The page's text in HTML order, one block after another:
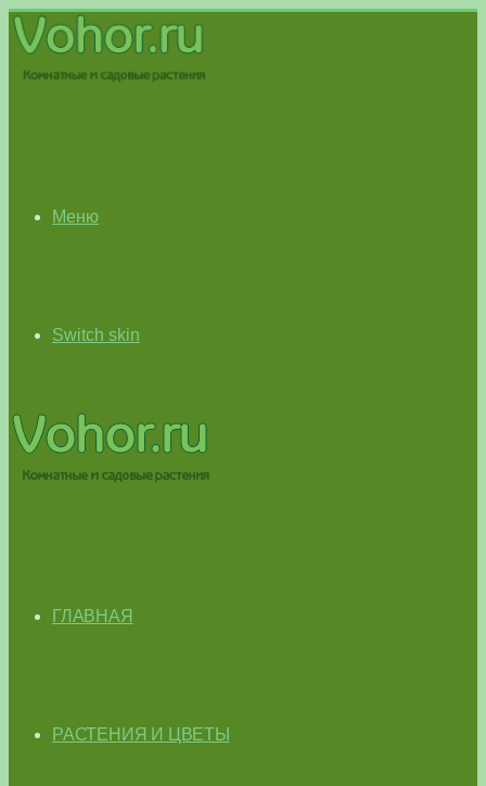
Меню
Switch skin
ГЛАВНАЯ
РАСТЕНИЯ И ЦВЕТЫ